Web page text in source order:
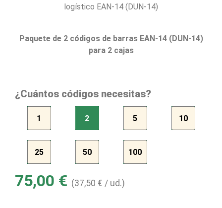
logístico EAN-14 (DUN-14)
Paquete de 2 códigos de barras EAN-14 (DUN-14)
para 2 cajas
¿Cuántos códigos necesitas?
1 2 5 10
25 50 100
75,00 € (37,50 € / ud.)